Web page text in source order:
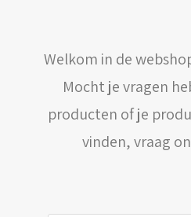
LOGIN / REGISTER
WINKELWAGEN
Welkom in de
Mocht je vragen
producten of je
vinden, vraag